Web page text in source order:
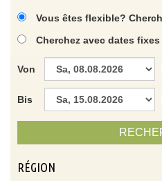
Vous êtes flexible?
Cherchez avec dates fixes
Von
Bis
RÉGION